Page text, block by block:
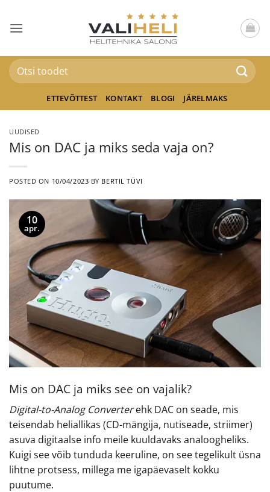
content
Otsi:
ETTEVÕTTEST KONTAKT BLOGI JÄRELMAKS
UUDISED
Mis on DAC ja miks seda vaja on?
POSTED ON 10/04/2023 BY BERTIL TÜVI
10
apr.
Mis on DAC ja miks see on vajalik?
Digital-to-Analog Converterehk DAC on seade, mis
teisendab heliallikas (CD-mängija, nutiseade, striimer)
asuva digitaalse info meile kuuldavaks analoogheliks.
Kuigi see võib tunduda keeruline, on see tegelikult üsna
lihtne protsess, millega me igapäevaselt kokku
puutume.